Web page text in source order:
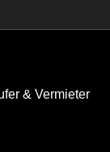
& Vermieter